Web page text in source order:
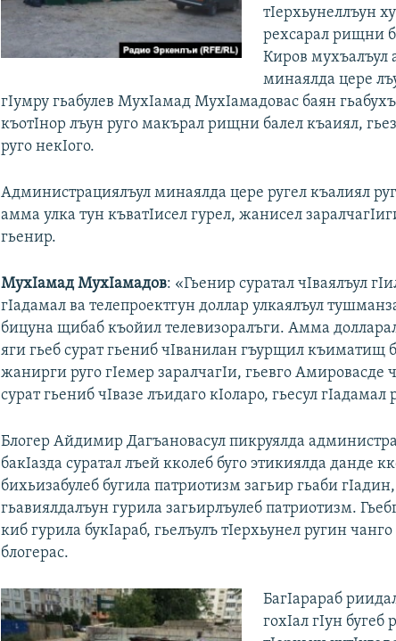
тIерхьунеллъун
рехсарал рищни
Киров мухъалъул
минаялда цере
гIумру гьабулев МухIамад МухIамадовас баян
къотIнор лъун руго макърал рищни балел къаиял,
руго некIого.
Администрациялъул минаялда цере ругел къалиял
амма улка тун къватIисел гурел, жанисел
гьенир.
МухIамад МухIамадов: «Гьенир суратал чIваялъул
гIадамал ва телепроектгун доллар улкаялъул
бицуна щибаб къойил телевизоралъги. Амма
яги гьеб сурат гьениб чIванилан гъурщил къиматищ
жанирги руго гIемер заралчагIи, гьевго Амировасде
сурат гьениб чIвазе лъидаго кIоларо, гьесул гIадамал
Блогер Айдимир Дагъановасул пикруялда
бакIазда суратал лъей кколеб буго этикиялда данде
бихьизабулеб бугила патриотизм загьир гьаби
гьавиялдалъун гурила загьирлъулеб патриотизм.
киб гурила букIараб, гьелъулъ тIерхьунел ругин
блогерас.
БагIарараб
гохIал гIун